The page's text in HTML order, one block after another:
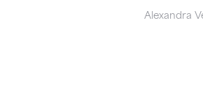
Alexandra